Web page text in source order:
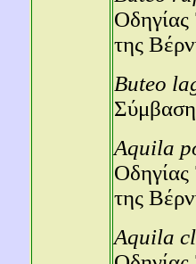
της
Buteo
Aquila
της
Aquila